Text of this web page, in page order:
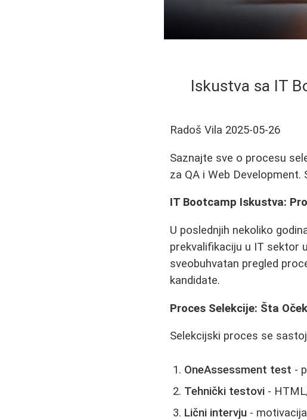
Iskustva sa IT
Radoš Vila 2025-05-26
Saznajte sve o procesu
za QA i Web Development.
IT Bootcamp Iskustva:
U poslednjih nekoliko
prekvalifikaciju u IT sektor
sveobuhvatan pregled
kandidate.
Proces Selekcije: Šta
Selekcijski proces se
OneAssessment test -
Tehnički testovi -
Lični intervju -